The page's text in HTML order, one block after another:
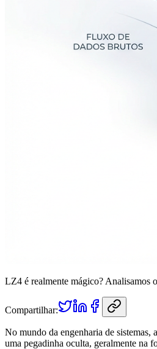
LZ4 é realmente mágico? Analisamos
Compartilhar:
No mundo da engenharia de sistemas,
uma pegadinha oculta, geralmente na